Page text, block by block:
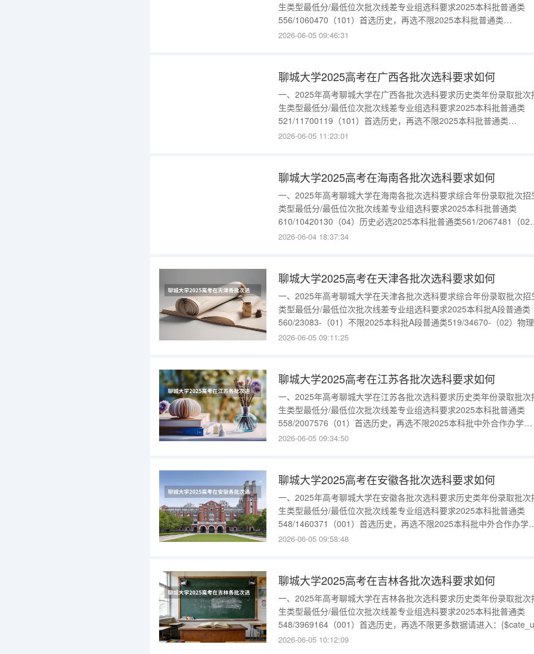
生类型最低分/最低位次批次线差专业组选科要求2025本科批普通类
556/1060470（101）首选历史，再选不限2025本科批普通类
554/1119668（102）首选历史，再选思想政治更多数据请进入：
2026-06-05 09:46:31
聊城大学2025高考在广西各批次选科要求如何
一、2025年高考聊城大学在广西各批次选科要求历史类年份录取批次
生类型最低分/最低位次批次线差专业组选科要求2025本科批普通类
521/11700119（101）首选历史，再选不限2025本科批普通类
519/12149117（102）首选历史，再选思想政治2025本科批普通类
2026-06-05 11:23:01
聊城大学2025高考在海南各批次选科要求如何
一、2025年高考聊城大学在海南各批次选科要求综合年份录取批次招
类型最低分/最低位次批次线差专业组选科要求2025本科批普通类
610/10420130（04）历史必选2025本科批普通类561/2067481（02
不限2025本科批普通类540/2616360（03）物理、化学(2科必选)更
2026-06-04 18:37:34
聊城大学2025高考在天津各批次选科要求如何
一、2025年高考聊城大学在天津各批次选科要求综合年份录取批次招
类型最低分/最低位次批次线差专业组选科要求2025本科批A段普通类
560/23083-（01）不限2025本科批A段普通类519/34670-（02）物
化学(2科必选)更多数据请进入：{$cate_url}
2026-06-05 09:11:25
聊城大学2025高考在江苏各批次选科要求如何
一、2025年高考聊城大学在江苏各批次选科要求历史类年份录取批次
生类型最低分/最低位次批次线差专业组选科要求2025本科批普通类
558/2007576（01）首选历史，再选不限2025本科批中外合作办学
507/4423325（02）首选历史，再选不限更多数据请进入：
2026-06-05 09:34:50
聊城大学2025高考在安徽各批次选科要求如何
一、2025年高考聊城大学在安徽各批次选科要求历史类年份录取批次
生类型最低分/最低位次批次线差专业组选科要求2025本科批普通类
548/1460371（001）首选历史，再选不限2025本科批中外合作办学
493/3661816（002）首选历史，再选不限更多数据请进入：
2026-06-05 09:58:48
聊城大学2025高考在吉林各批次选科要求如何
一、2025年高考聊城大学在吉林各批次选科要求历史类年份录取批次
生类型最低分/最低位次批次线差专业组选科要求2025本科批普通类
548/3969164（001）首选历史，再选不限更多数据请进入：
物理类年份录取批次招生类型最低分/最低位次批次线差专业组选科要
2026-06-05 10:12:09